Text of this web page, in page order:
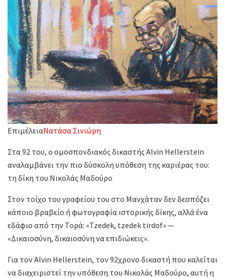
ΕπιμέλειαΝατάσα Σινιώρη
Στα 92 του, ο ομοσπονδιακός δικαστής Alvin Hellerstein
αναλαμβάνει την πιο δύσκολη υπόθεση της καριέρας του:
τη δίκη του Νικολάς Μαδούρο
Στον τοίχο του γραφείου του στο Μανχάταν δεν δεσπόζει
κάποιο βραβείο ή φωτογραφία ιστορικής δίκης, αλλά ένα
εδάφιο από την Τορά: «Tzedek, tzedek tirdof» —
«Δικαιοσύνη, δικαιοσύνη να επιδιώκεις».
Για τον Alvin Hellerstein, τον 92χρονο δικαστή που καλείται
να διαχειριστεί την υπόθεση του Νικολάς Μαδούρο, αυτή η